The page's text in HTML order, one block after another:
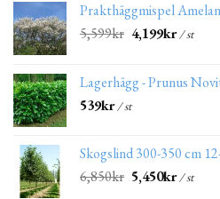
Prakthäggmispel
5,599kr 4,199kr/ st
Lagerhägg - Prunus
539kr/ st
Skogslind 300-350 cm
6,850kr 5,450kr/ st